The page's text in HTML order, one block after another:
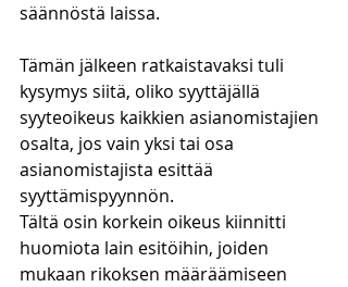
säännöstä laissa.
Tämän jälkeen ratkaistavaksi tuli
kysymys siitä, oliko syyttäjällä
syyteoikeus kaikkien asianomistajien
osalta, jos vain yksi tai osa
asianomistajista esittää
syyttämispyynnön.
Tältä osin korkein oikeus kiinnitti
huomiota lain esitöihin, joiden
mukaan rikoksen määräämiseen